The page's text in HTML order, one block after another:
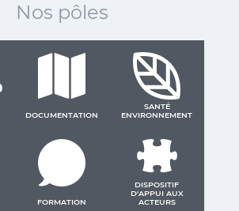
Nos pôles
DOCUMENTATION
SANTÉ
ENVIRONNEMENT
FORMATION
DISPOSITIF
D'APPUI AUX
ACTEURS